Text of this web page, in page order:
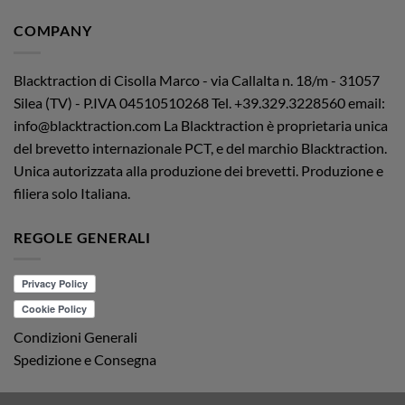
COMPANY
Blacktraction di Cisolla Marco - via Callalta n. 18/m - 31057
Silea (TV) - P.IVA 04510510268Tel. +39.329.3228560 email:
info@blacktraction.com La Blacktraction è proprietaria unica
del brevetto internazionale PCT, e del marchio Blacktraction.
Unica autorizzata alla produzione dei brevetti. Produzione e
filiera solo Italiana.
REGOLE GENERALI
Condizioni Generali
Spedizione e Consegna